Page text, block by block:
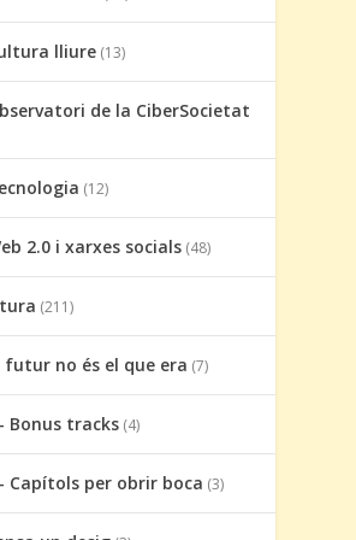
lliure (13)
de la CiberSocietat
(12)
2.0 i xarxes socials (48)
(211)
futur no és el que era (7)
Bonus tracks (4)
Capítols per obrir boca (3)